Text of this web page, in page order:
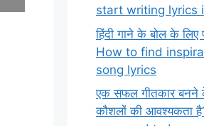
start writing lyrics
हिंदी गाने के बोल के लिए
How to find
song lyrics
एक सफल गीतकार बनने
कौशलों की आवश्यकता